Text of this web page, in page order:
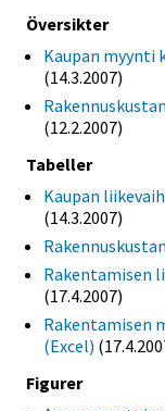
Översikter
Kaupan myynti
(14.3.2007)
(12.2.2007)
Tabeller
Kaupan
(14.3.2007)
Rakentamisen
(17.4.2007)
Rakentamisen
(Excel)
Figurer